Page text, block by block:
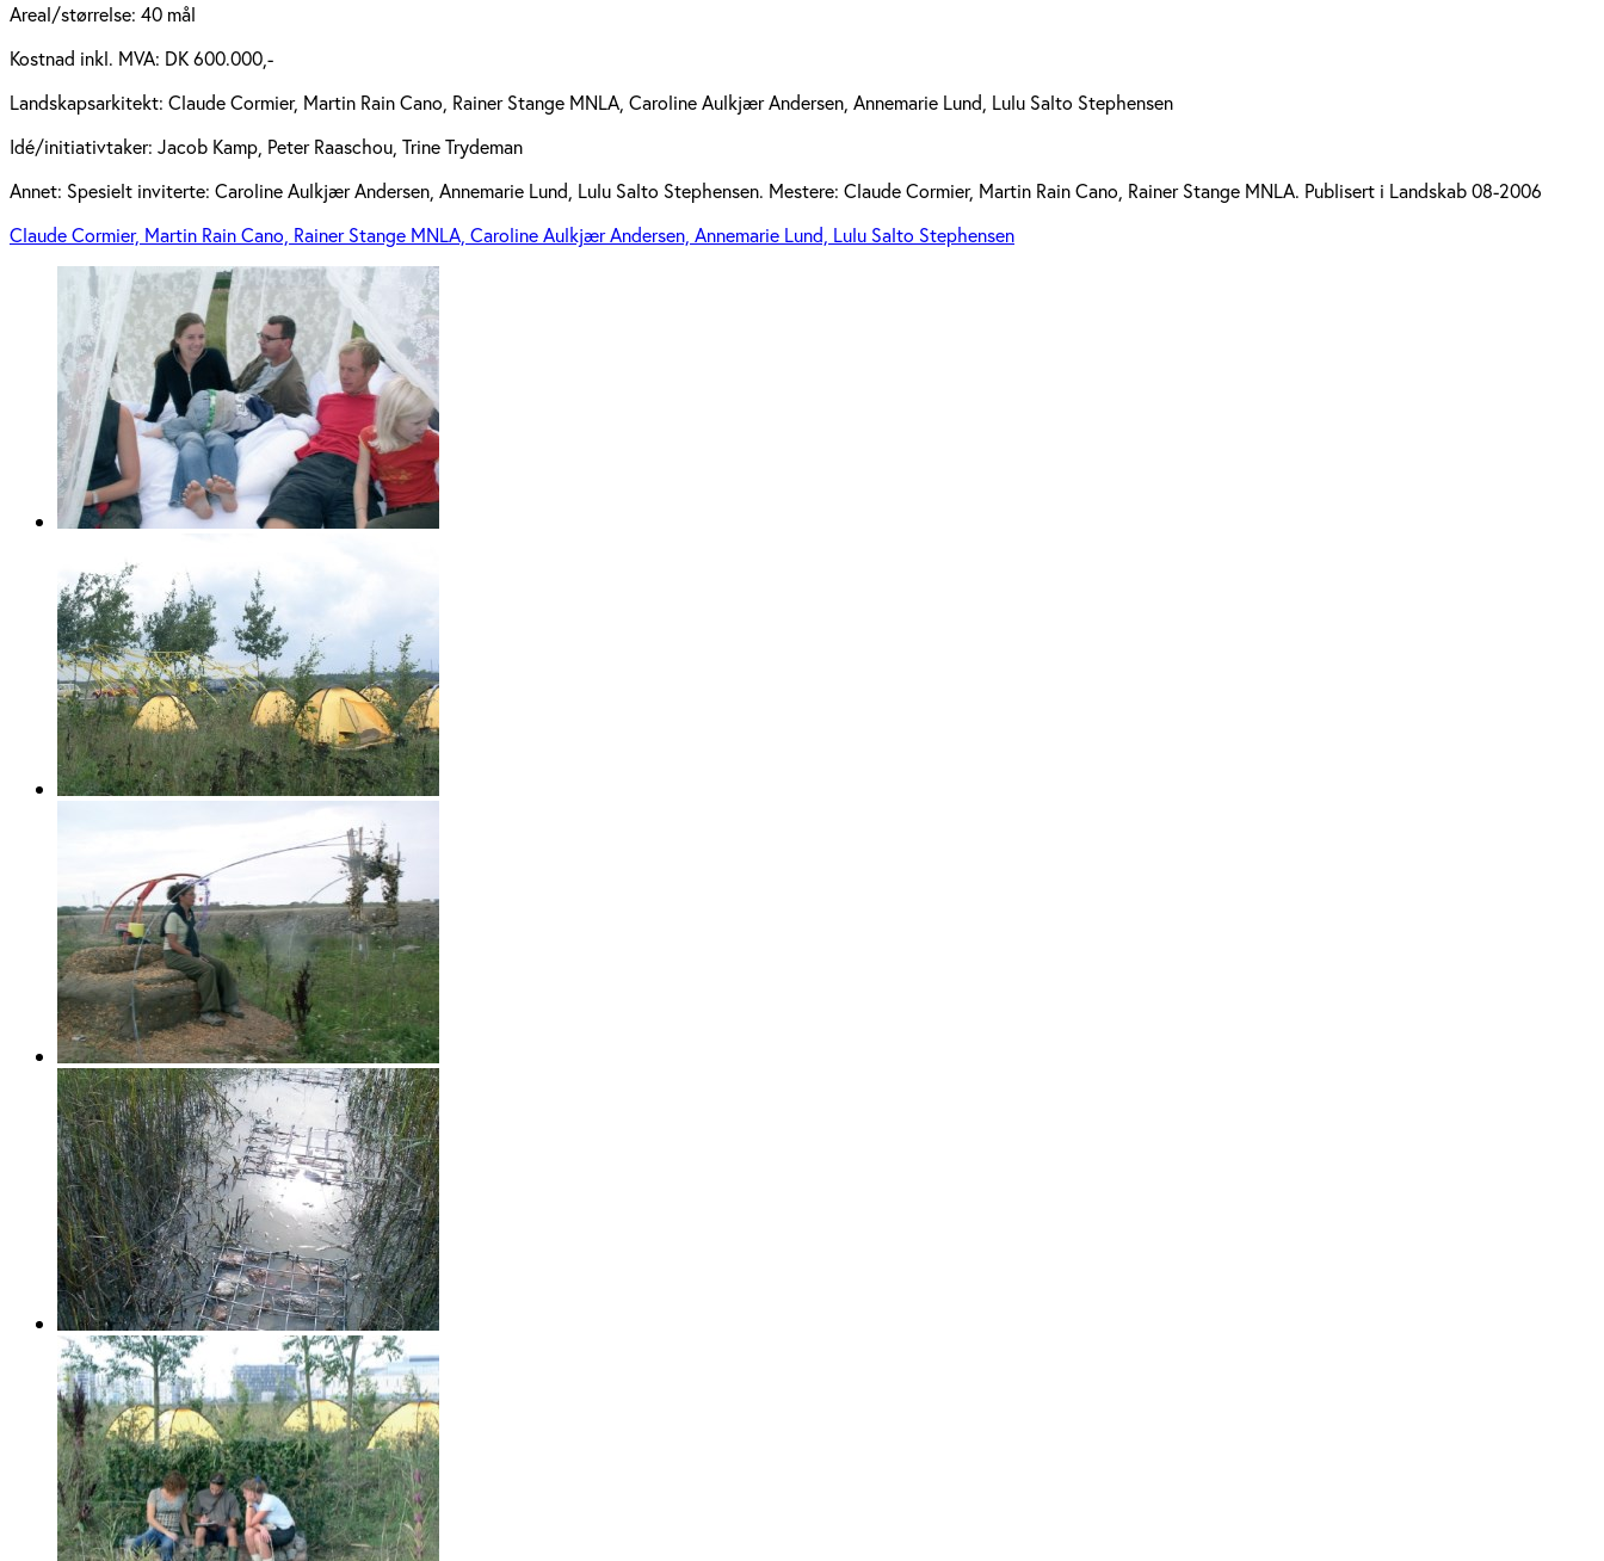
Areal/størrelse: 40 mål
Kostnad inkl. MVA: DK 600.000,-
Landskapsarkitekt: Claude Cormier, Martin Rain Cano, Rainer Stange MNLA, Caroline Aulkjær Andersen, Annemarie Lund, Lulu Salto Stephensen
Idé/initiativtaker: Jacob Kamp, Peter Raaschou, Trine Trydeman
Annet: Spesielt inviterte: Caroline Aulkjær Andersen, Annemarie Lund, Lulu Salto Stephensen. Mestere: Claude Cormier, Martin Rain Cano, Rainer Stange MNLA. Publisert i Landskab 08-2006
Claude Cormier, Martin Rain Cano, Rainer Stange MNLA, Caroline Aulkjær Andersen, Annemarie Lund, Lulu Salto Stephensen